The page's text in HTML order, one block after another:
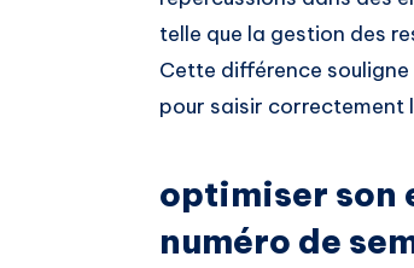
telle que la gestion des
Cette différence souligne
pour saisir correctement
optimiser son
numéro de